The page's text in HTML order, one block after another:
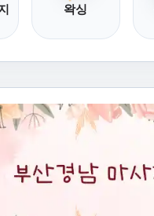
왁싱